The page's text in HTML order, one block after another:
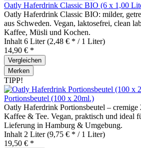
Oatly Haferdrink Classic BIO (6 x 1,00
Oatly Haferdrink Classic BIO: milder,
aus Schweden. Vegan, laktosefrei, clean
Kaffee, Müsli und Kochen.
Inhalt 6 Liter(2,48 € * / 1 Liter)
14,90 € *
Vergleichen
Merken
TIPP!
Portionsbeutel (100 x 20ml.)
Oatly Haferdrink Portionsbeutel – cremige
Kaffee & Tee. Vegan, praktisch und ideal
Lieferung in Hamburg & Umgebung.
Inhalt 2 Liter(9,75 € * / 1 Liter)
19,50 € *